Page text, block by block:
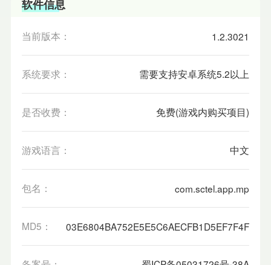
软件信息
当前版本： 1.2.3021
系统要求： 需要支持安卓系统5.2以上
是否收费： 免费(游戏内购买项目)
游戏语言： 中文
包名： com.sctel.app.mp
MD5： 03E6804BA752E5E5C6AECFB1D5EF7F4F